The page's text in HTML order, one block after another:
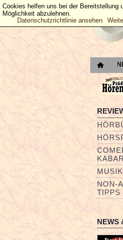
MUSIK
NON-
TIPPS
NEWS
Cookies helfen uns bei der Bereitstellung
Möglichkeit abzulehnen.
Datenschutzrichtlinie ansehen